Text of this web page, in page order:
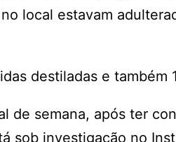
local estavam
destiladas e
de semana, após ter
sob investigação no